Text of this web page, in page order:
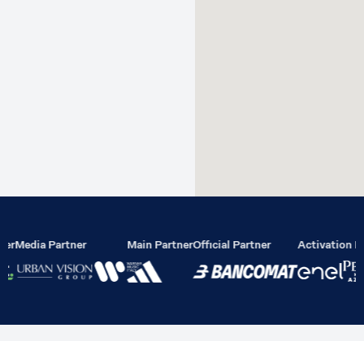
Media Partner Main PartnerOfficial Partner Activation